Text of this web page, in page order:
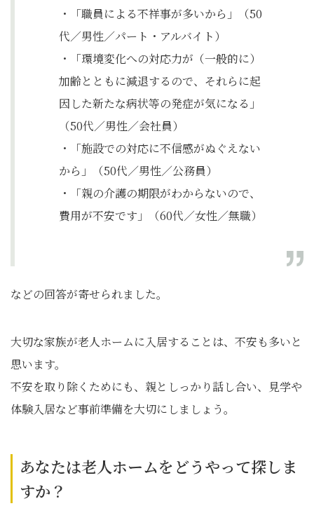
・「職員による不祥事が多いから」（50
代／男性／パート・アルバイト）
・「環境変化への対応力が（一般的に）
加齢とともに減退するので、それらに起
因した新たな病状等の発症が気になる」
（50代／男性／会社員）
・「施設での対応に不信感がぬぐえない
から」（50代／男性／公務員）
・「親の介護の期限がわからないので、
費用が不安です」（60代／女性／無職）
などの回答が寄せられました。
大切な家族が老人ホームに入居することは、不安も多いと
思います。
不安を取り除くためにも、親としっかり話し合い、見学や
体験入居など事前準備を大切にしましょう。
あなたは老人ホームをどうやって探しま
すか？